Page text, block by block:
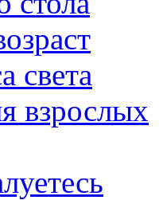
света
взрослых